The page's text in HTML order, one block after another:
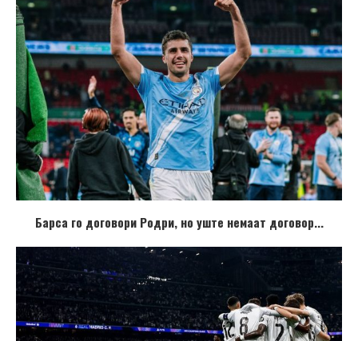
Барса го договори Родри, но уште немаат договор...